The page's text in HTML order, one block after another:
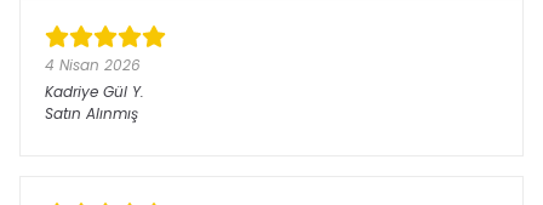
4 Nisan 2026
Kadriye Gül Y.
Satın Alınmış